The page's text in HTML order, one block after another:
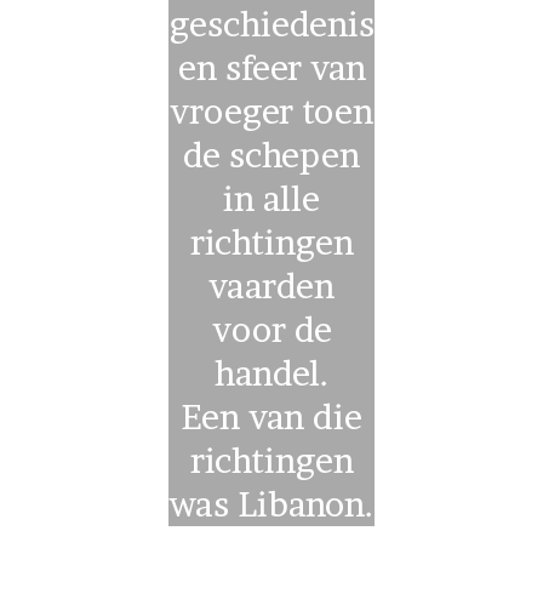
geschiedenis
en sfeer van
vroeger toen
de schepen
in alle
richtingen
vaarden
voor de
handel.
Een van die
richtingen
was Libanon.